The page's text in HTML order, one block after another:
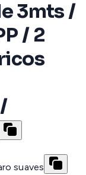
3mts /
/ 2
suaves